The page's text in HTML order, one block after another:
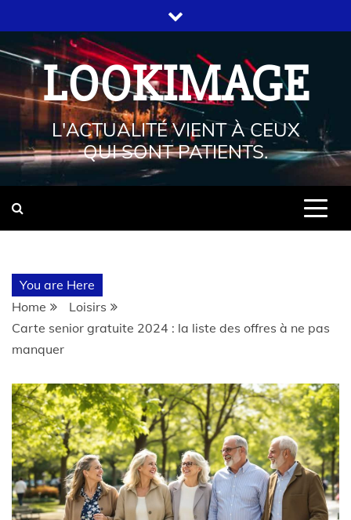
LOOKIMAGE
L'ACTUALITÉ VIENT À CEUX
QUI SONT PATIENTS.
You are Here
Home
Loisirs
Carte senior gratuite 2024 : la liste des offres à ne pas
manquer